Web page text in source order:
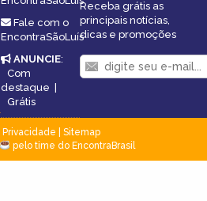
Fale com o
EncontraSãoLuís
ANUNCIE:
Com
destaque |
Grátis
Receba grátis as
principais notícias,
dicas e promoções
Privacidade
Sitemap
pelo time do EncontraBrasil